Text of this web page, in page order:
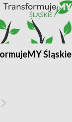
Śląskie